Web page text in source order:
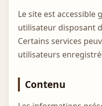
Le site est
utilisateur disposant
Certains services
utilisateurs
Contenu